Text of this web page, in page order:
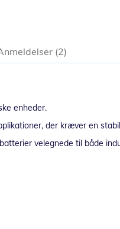
enheder.
der kræver en
velegnede til både
2